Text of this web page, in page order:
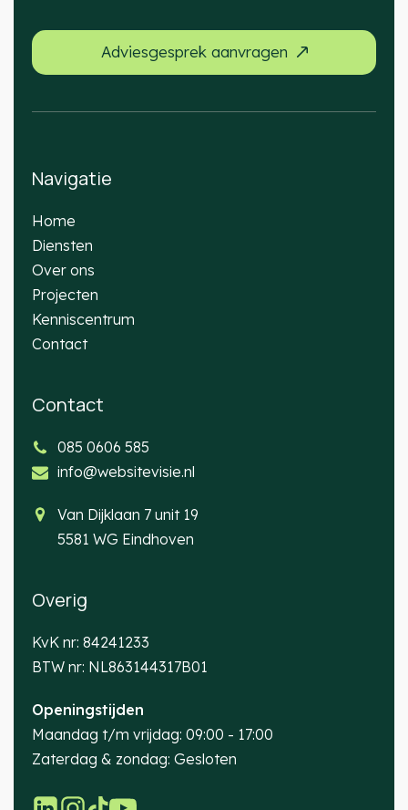
Adviesgesprek aanvragen
Navigatie
Home
Diensten
Over ons
Projecten
Kenniscentrum
Contact
Contact
085 0606 585
info@websitevisie.nl
Van Dijklaan 7 unit 19
5581 WG Eindhoven
Overig
KvK nr: 84241233
BTW nr: NL863144317B01
Openingstijden
Maandag t/m vrijdag: 09:00 - 17:00
Zaterdag & zondag: Gesloten